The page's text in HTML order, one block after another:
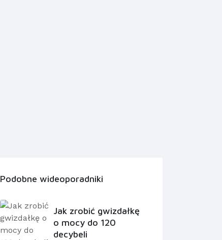
Podobne wideoporadniki
Jak zrobić gwizdałkę
o mocy do 120
decybeli